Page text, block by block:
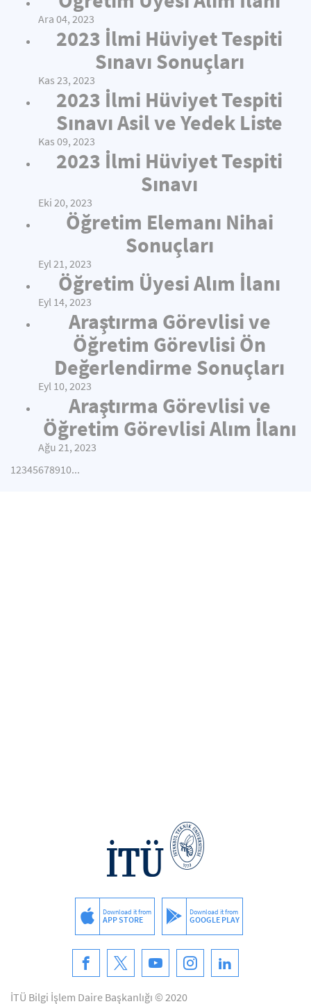
Ara 04, 2023
2023 İlmi Hüviyet Tespiti
Sınavı Sonuçları
Kas 23, 2023
2023 İlmi Hüviyet Tespiti
Sınavı Asil ve Yedek Liste
Kas 09, 2023
2023 İlmi Hüviyet Tespiti
Sınavı
Eki 20, 2023
Öğretim Elemanı Nihai
Sonuçları
Eyl 21, 2023
Öğretim Üyesi Alım İlanı
Eyl 14, 2023
Araştırma Görevlisi ve
Öğretim Görevlisi Ön
Değerlendirme Sonuçları
Eyl 10, 2023
Araştırma Görevlisi ve
Öğretim Görevlisi Alım İlanı
Ağu 21, 2023
12345678910...
Download it from
APP STORE
Download it from
GOOGLE PLAY
İTÜ Bilgi İşlem Daire Başkanlığı © 2020